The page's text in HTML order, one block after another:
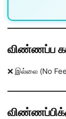
விண்ணப்ப
❌ இல்லை (No